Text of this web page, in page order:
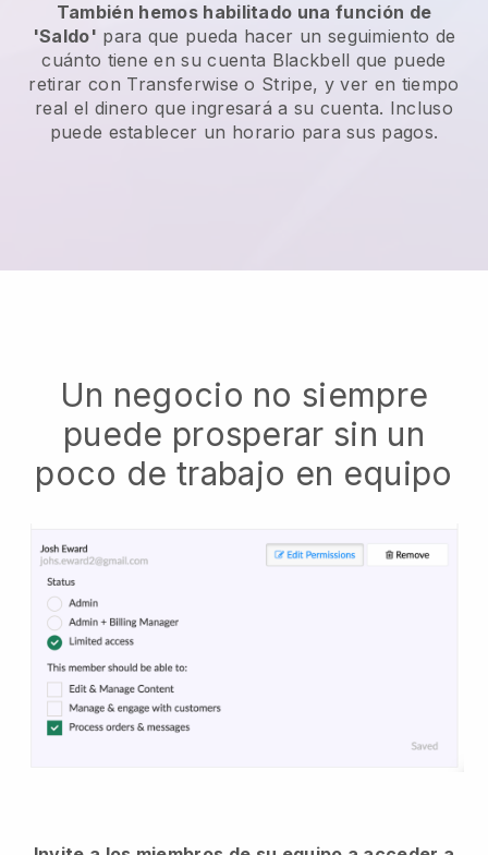
También hemos habilitado una función de
'Saldo' para que pueda hacer un seguimiento de
cuánto tiene en su cuenta Blackbell que puede
retirar con Transferwise o Stripe, y ver en tiempo
real el dinero que ingresará a su cuenta. Incluso
puede establecer un horario para sus pagos.
Un negocio no siempre
puede prosperar sin un
poco de trabajo en equipo